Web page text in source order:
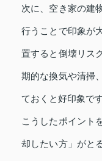
次に、空き家の建
行うことで印象が
置すると倒壊リス
期的な換気や清掃
ておくと好印象です
こうしたポイント
却したい方」がと